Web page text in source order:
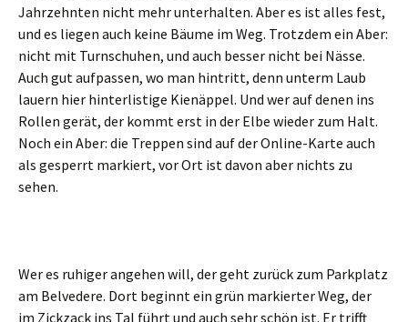
Jahrzehnten nicht mehr unterhalten. Aber es ist alles fest,
und es liegen auch keine Bäume im Weg. Trotzdem ein Aber:
nicht mit Turnschuhen, und auch besser nicht bei Nässe.
Auch gut aufpassen, wo man hintritt, denn unterm Laub
lauern hier hinterlistige Kienäppel. Und wer auf denen ins
Rollen gerät, der kommt erst in der Elbe wieder zum Halt.
Noch ein Aber: die Treppen sind auf der Online-Karte auch
als gesperrt markiert, vor Ort ist davon aber nichts zu
sehen.
Wer es ruhiger angehen will, der geht zurück zum Parkplatz
am Belvedere. Dort beginnt ein grün markierter Weg, der
im Zickzack ins Tal führt und auch sehr schön ist. Er trifft